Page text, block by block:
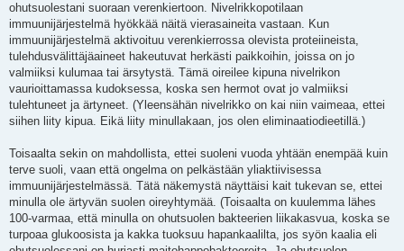
ohutsuolestani suoraan verenkiertoon. Nivelrikkopotilaan
immuunijärjestelmä hyökkää näitä vierasaineita vastaan. Kun
immuunijärjestelmä aktivoituu verenkierrossa olevista proteiineista,
tulehdusvälittäjäaineet hakeutuvat herkästi paikkoihin, joissa on jo
valmiiksi kulumaa tai ärsytystä. Tämä oireilee kipuna nivelrikon
vaurioittamassa kudoksessa, koska sen hermot ovat jo valmiiksi
tulehtuneet ja ärtyneet. (Yleensähän nivelrikko on kai niin vaimeaa, ettei
siihen liity kipua. Eikä liity minullakaan, jos olen eliminaatiodieetillä.)
Toisaalta sekin on mahdollista, ettei suoleni vuoda yhtään enempää kuin
terve suoli, vaan että ongelma on pelkästään yliaktiivisessa
immuunijärjestelmässä. Tätä näkemystä näyttäisi kait tukevan se, ettei
minulla ole ärtyvän suolen oireyhtymää. (Toisaalta on kuulemma lähes
100-varmaa, että minulla on ohutsuolen bakteerien liikakasvua, koska se
turpoaa glukoosista ja kakka tuoksuu hapankaalilta, jos syön kaalia eli